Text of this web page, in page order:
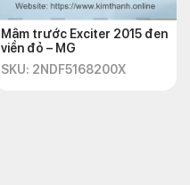
Mâm trước Exciter 2015 đen
viền đỏ – MG
SKU: 2NDF5168200X